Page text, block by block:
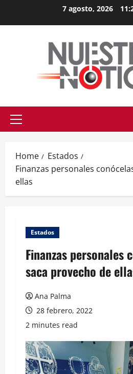
7 agosto, 2026
Primary
Home
Estados
Finanzas personales
ellas
Estados
Finanzas personales
saca provecho de
Ana Palma
28 febrero, 2022
2 minutes read